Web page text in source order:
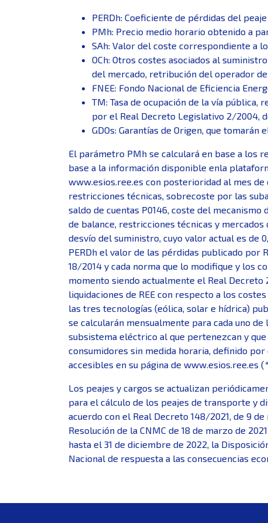
PERDh: Coeficiente de pérdidas del
PMh: Precio medio horario obtenido a
SAh: Valor del coste correspondiente a
OCh: Otros costes asociados al
del mercado, retribución del operador
FNEE: Fondo Nacional de Eficiencia
TM: Tasa de ocupación de la vía pública,
por el Real Decreto Legislativo 2/2004,
GDOs: Garantías de Origen, que
El parámetro PMh se calculará en base a los
base a la información disponible enla
www.esios.ree.es con posterioridad al mes
restricciones técnicas, sobrecoste por las
saldo de cuentas P0146, coste del
de balance, restricciones técnicas y
desvío del suministro, cuyo valor actual es de
PERDh el valor de las pérdidas publicado por
18/2014 y cada norma que lo modifique y los
momento siendo actualmente el Real Decreto
liquidaciones de REE con respecto a los
las tres tecnologías (eólica, solar e hídrica)
se calcularán mensualmente para cada uno
subsistema eléctrico al que pertenezcan y
consumidores sin medida horaria, definido
accesibles en su página de www.esios.ree.es
Los peajes y cargos se actualizan
para el cálculo de los peajes de transporte y
acuerdo con el Real Decreto 148/2021, de 9
Resolución de la CNMC de 18 de marzo de
hasta el 31 de diciembre de 2022, la
Nacional de respuesta a las consecuencias